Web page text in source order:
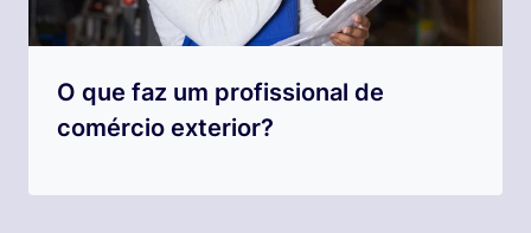
O que faz um profissional de
comércio exterior?